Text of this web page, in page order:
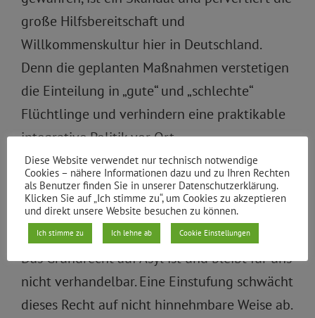
große Hilfsbereitschaft und
Willkommenskultur hier in Deutschland.
Denn die geplanten Maßnahmen verstetigen
die Einteilung in „gute“ und „schlechte“
Flüchtlinge und verhindern eine praktikable
integrative Politik vor Ort.
Härteste Asylrechtsverschärfung seit ‘93
Nach wie vor lehnen wir das Konstrukt der
sogenannten „sicheren Herkunftsländer“ ab.
Das Grundrecht auf Asyl ist und bleibt für uns
nicht verhandelbar. Eine Einstufung schwächt
dieses Recht auf nicht hinnehmbare Weise ab.
Diese Website verwendet nur technisch notwendige
Cookies – nähere Informationen dazu und zu Ihren Rechten
als Benutzer finden Sie in unserer Datenschutzerklärung.
Klicken Sie auf „Ich stimme zu“, um Cookies zu akzeptieren
und direkt unsere Website besuchen zu können.
Ich stimme zu Ich lehne ab Cookie Einstellungen